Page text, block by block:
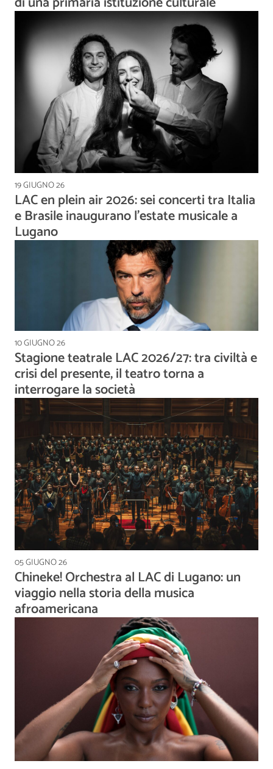
19 GIUGNO 26
LAC en plein air 2026: sei concerti tra Italia
e Brasile inaugurano l'estate musicale a
Lugano
10 GIUGNO 26
Stagione teatrale LAC 2026/27: tra civiltà e
crisi del presente, il teatro torna a
interrogare la società
05 GIUGNO 26
Chineke! Orchestra al LAC di Lugano: un
viaggio nella storia della musica
afroamericana